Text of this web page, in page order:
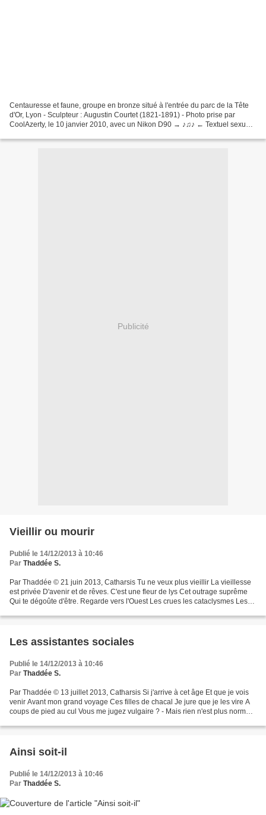
Centauresse et faune, groupe en bronze situé à l'entrée du parc de la Tête
d'Or, Lyon - Sculpteur : Augustin Courtet (1821-1891) - Photo prise par
CoolAzerty, le 10 janvier 2010, avec un Nikon D90 → ♪♫♪ ← Textuel sexuel /
Publicité
Vieillir ou mourir
Publié le 14/12/2013 à 10:46
Par Thaddée S.
Par Thaddée © 21 juin 2013, Catharsis Tu ne veux plus vieillir La vieillesse
est privée D'avenir et de rêves. C'est une fleur de lys Cet outrage suprême
Qui te dégoûte d'être. Regarde vers l'Ouest Les crues les cataclysmes Les
Les assistantes sociales
Publié le 14/12/2013 à 10:46
Par Thaddée S.
Par Thaddée © 13 juillet 2013, Catharsis Si j'arrive à cet âge Et que je vois
venir Avant mon grand voyage Ces filles de chacal Je jure que je les vire A
coups de pied au cul Vous me jugez vulgaire ? - Mais rien n'est plus normal.
Ainsi soit-il
Publié le 14/12/2013 à 10:46
Par Thaddée S.